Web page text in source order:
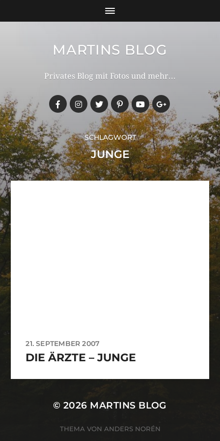
MARTINS BLOG
Privates Blog mit Fotos und mehr...
SCHLAGWORT
JUNGE
21. SEPTEMBER 2007
DIE ÄRZTE – JUNGE
© 2026 MARTINS BLOG
THEMA VON ANDERS NORÉN